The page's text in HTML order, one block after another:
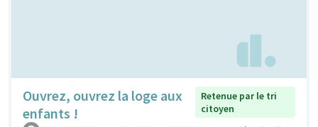
Ouvrez, ouvrez la loge aux
enfants !
Retenue par le tri
citoyen